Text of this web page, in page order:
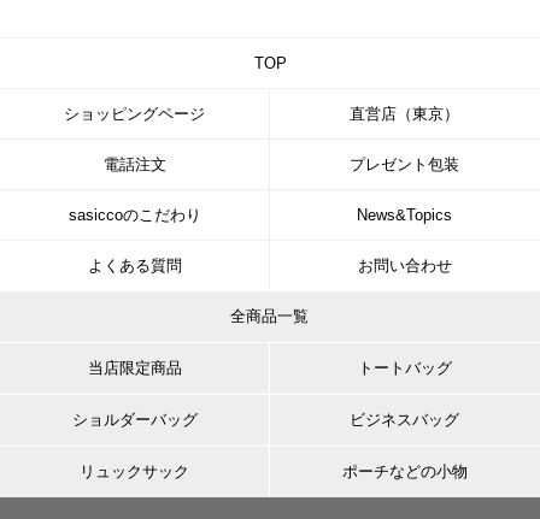
TOP
ショッピングページ 直営店（東京）
電話注文 プレゼント包装
sasiccoのこだわり News&Topics
よくある質問 お問い合わせ
全商品一覧
当店限定商品 トートバッグ
ショルダーバッグ ビジネスバッグ
リュックサック ポーチなどの小物